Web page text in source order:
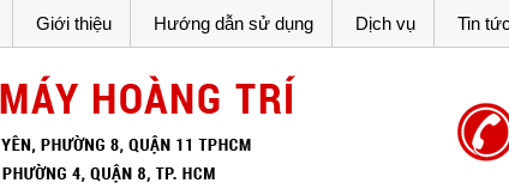
Giới thiệu Hướng dẫn sử dụng Dịch vụ Tin tức